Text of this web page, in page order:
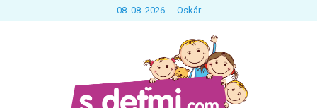
08. 08. 2026 Oskár